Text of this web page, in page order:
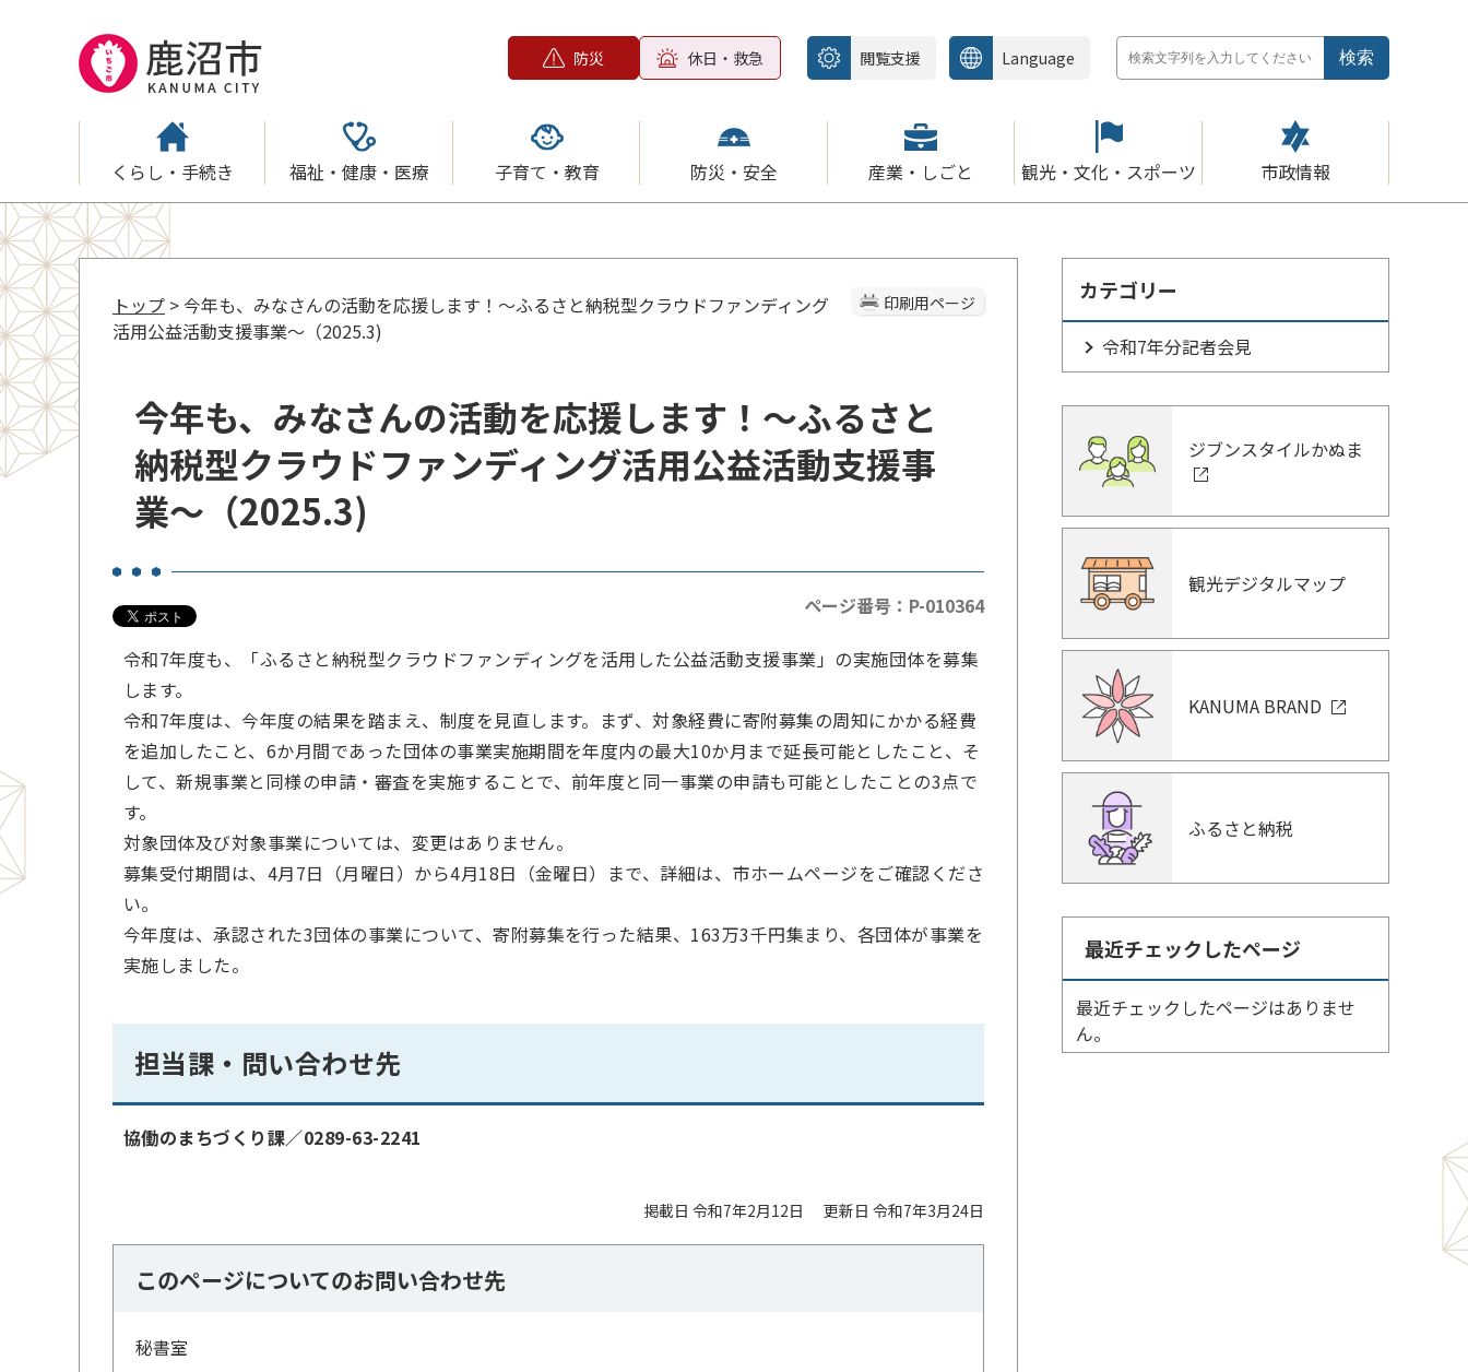
防災 休日・救急 閲覧支援 Language
くらし・手続き 福祉・健康・医療 子育て・教育 防災・安全 産業・しごと 観光・文化・スポーツ 市政情報
印刷用ページ
トップ > 今年も、みなさんの活動を応援します！～ふるさと納税型クラウドファンディング
活用公益活動支援事業～（2025.3)
今年も、みなさんの活動を応援します！～ふるさと
納税型クラウドファンディング活用公益活動支援事
業～（2025.3)
ページ番号：P-010364
令和7年度も、「ふるさと納税型クラウドファンディングを活用した公益活動支援事業」の実施団体を募集
します。
令和7年度は、今年度の結果を踏まえ、制度を見直します。まず、対象経費に寄附募集の周知にかかる経費
を追加したこと、6か月間であった団体の事業実施期間を年度内の最大10か月まで延長可能としたこと、そ
して、新規事業と同様の申請・審査を実施することで、前年度と同一事業の申請も可能としたことの3点で
す。
対象団体及び対象事業については、変更はありません。
募集受付期間は、4月7日（月曜日）から4月18日（金曜日）まで、詳細は、市ホームページをご確認くださ
い。
今年度は、承認された3団体の事業について、寄附募集を行った結果、163万3千円集まり、各団体が事業を
実施しました。
担当課・問い合わせ先
協働のまちづくり課／0289-63-2241
掲載日 令和7年2月12日 更新日 令和7年3月24日
このページについてのお問い合わせ先
秘書室
カテゴリー
令和7年分記者会見
ジブンスタイルかぬま
観光デジタルマップ
KANUMA BRAND
ふるさと納税
最近チェックしたページ
最近チェックしたページはありませ
ん。